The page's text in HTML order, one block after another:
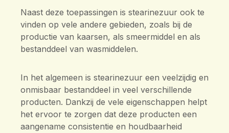
Naast deze toepassingen is stearinezuur ook te
vinden op vele andere gebieden, zoals bij de
productie van kaarsen, als smeermiddel en als
bestanddeel van wasmiddelen.
In het algemeen is stearinezuur een veelzijdig en
onmisbaar bestanddeel in veel verschillende
producten. Dankzij de vele eigenschappen helpt
het ervoor te zorgen dat deze producten een
aangename consistentie en houdbaarheid